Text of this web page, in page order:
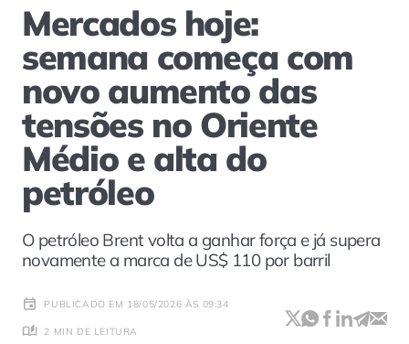
Mercados hoje:
semana começa com
novo aumento das
tensões no Oriente
Médio e alta do
petróleo
O petróleo Brent volta a ganhar força e já supera
novamente a marca de US$ 110 por barril
PUBLICADO EM 18/05/2026 ÀS 09:34
2 MIN DE LEITURA